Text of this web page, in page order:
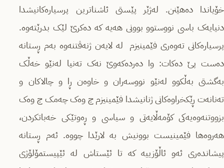
خۆیاندا دەهێنن. لەژێر پێستی ئاشناترین پرسیارەکانیشدا
دنیایەک باسی نووستوو بوونی هەیە کە دەکرێ لێک بدرێتەوە.
پرسیارەکانی تەوەری فێمینیزم لە لایەن ژنەڤتنەوە بەم ڕستانە
دەست پێ دەکات: وا دەردەکەوێ نەک تەنیا لەنێو خەڵک
بەگشتی بەڵکوو لەنێو نووسەران و خاوەن ڕا و چالاکان و
تەنانەت ڕێکخراوەکانی ژنانیشدا فێمینیزم چ وەک چەمک چ وەک
بزووتنەوەیەکی کۆمەڵایەتی و سیاسی و ڕەوتێکی خەباتکردن،
هەروەها فێمینیست بوونیش بە لارێدا چووە. ئەم ڕستانە
پیشاندەری ئەو ئاڵۆزییە کە تا ئێستاش لە ئێپیستمۆلۆژی